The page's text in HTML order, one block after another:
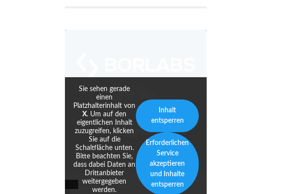
Sie sehen gerade
einen
Platzhalterinhalt von
X. Um auf den
eigentlichen Inhalt
zuzugreifen, klicken
Sie auf die
Schaltfläche unten.
Bitte beachten Sie,
dass dabei Daten an
Drittanbieter
weitergegeben
werden.
Inhalt
entsperren
Erforderlichen
Service
akzeptieren
und Inhalte
entsperren